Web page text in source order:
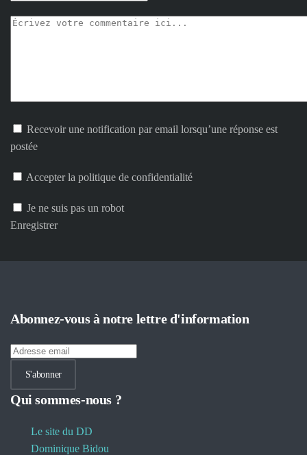
Recevoir une notification par email lorsqu’une réponse est
postée
Accepter la politique de confidentialité
Je ne suis pas un robot
Enregistrer
Abonnez-vous à notre lettre d'information
S'abonner
Qui sommes-nous ?
Le site du DD
Dominique Bidou